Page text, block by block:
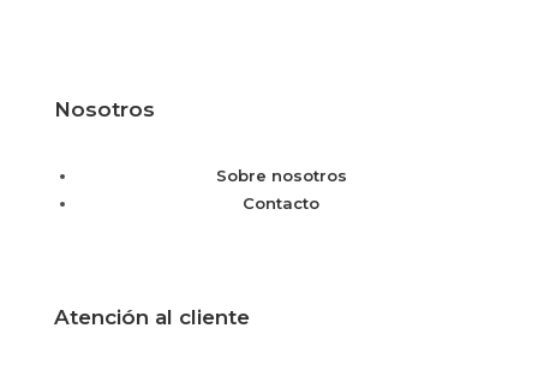
Nosotros
Sobre nosotros
Contacto
Atención al cliente